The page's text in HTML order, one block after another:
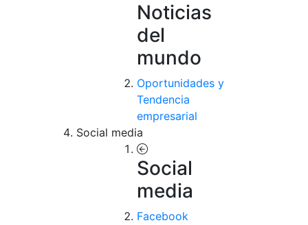
Noticias
del
mundo
Oportunidades y
Tendencia
empresarial
Social media
Social
media
Facebook